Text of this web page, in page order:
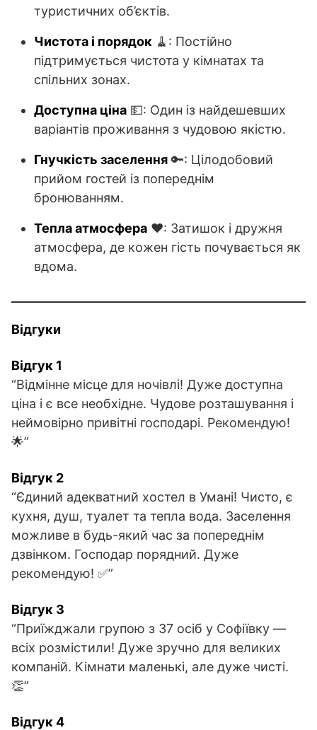
туристичних об’єктів.
Чистота і порядок 🧹: Постійно
підтримується чистота у кімнатах та
спільних зонах.
Доступна ціна 💵: Один із найдешевших
варіантів проживання з чудовою якістю.
Гнучкість заселення 🔑: Цілодобовий
прийом гостей із попереднім
бронюванням.
Тепла атмосфера ❤️: Затишок і дружня
атмосфера, де кожен гість почувається як
вдома.
Відгуки
Відгук 1
“Відмінне місце для ночівлі! Дуже доступна
ціна і є все необхідне. Чудове розташування і
неймовірно привітні господарі. Рекомендую!
🌟”
Відгук 2
“Єдиний адекватний хостел в Умані! Чисто, є
кухня, душ, туалет та тепла вода. Заселення
можливе в будь-який час за попереднім
дзвінком. Господар порядний. Дуже
рекомендую! ✅”
Відгук 3
“Приїжджали групою з 37 осіб у Софіївку —
всіх розмістили! Дуже зручно для великих
компаній. Кімнати маленькі, але дуже чисті.
👏”
Відгук 4